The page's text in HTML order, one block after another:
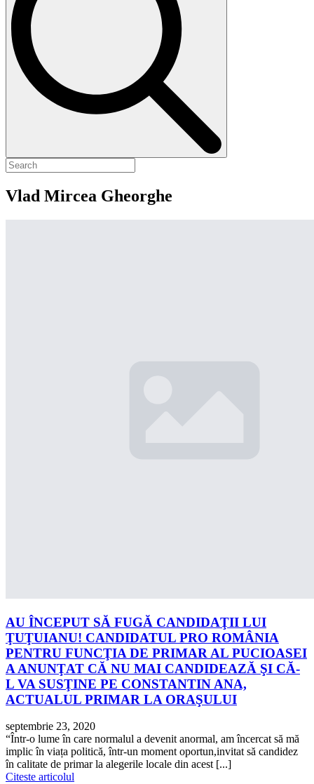
Vlad Mircea Gheorghe
AU ÎNCEPUT SĂ FUGĂ CANDIDAŢII LUI
ŢUŢUIANU! CANDIDATUL PRO ROMÂNIA
PENTRU FUNCŢIA DE PRIMAR AL PUCIOASEI
A ANUNŢAT CĂ NU MAI CANDIDEAZĂ ŞI CĂ-
L VA SUSŢINE PE CONSTANTIN ANA,
ACTUALUL PRIMAR LA ORAŞULUI
septembrie 23, 2020
“Într-o lume în care normalul a devenit anormal, am încercat să mă
implic în viața politică, într-un moment oportun,invitat să candidez
în calitate de primar la alegerile locale din acest [...]
Citeste articolul